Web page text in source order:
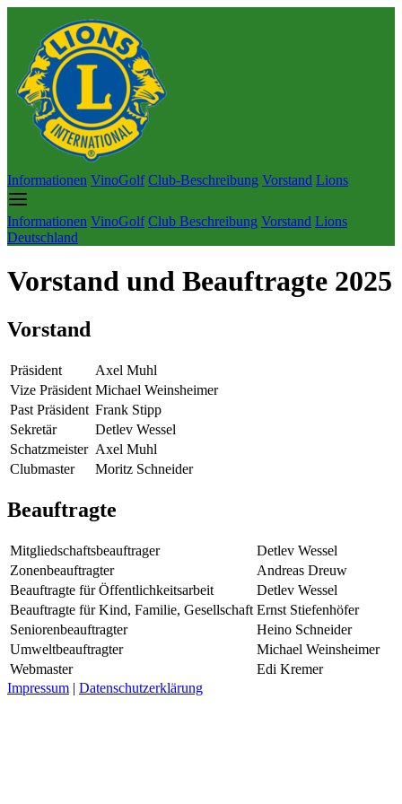
Informationen VinoGolf Club-Beschreibung Vorstand Lions
Informationen VinoGolf Club Beschreibung Vorstand Lions
Deutschland
Vorstand und Beauftragte 2025
Vorstand
Präsident
Axel Muhl
Vize Präsident Michael Weinsheimer
Past Präsident Frank Stipp
Sekretär
Detlev Wessel
Schatzmeister Axel Muhl
Clubmaster
Moritz Schneider
Beauftragte
Mitgliedschaftsbeauftrager
Detlev Wessel
Zonenbeauftragter
Andreas Dreuw
Beauftragte für Öffentlichkeitsarbeit
Detlev Wessel
Beauftragte für Kind, Familie, Gesellschaft Ernst Stiefenhöfer
Seniorenbeauftragter
Heino Schneider
Umweltbeauftragter
Michael Weinsheimer
Webmaster
Edi Kremer
Impressum | Datenschutzerklärung